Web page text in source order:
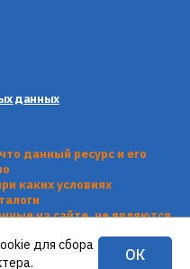
данных
данный ресурс и его
каких условиях
на сайте, не являются
кодекса РФ.
для сбора
ОК